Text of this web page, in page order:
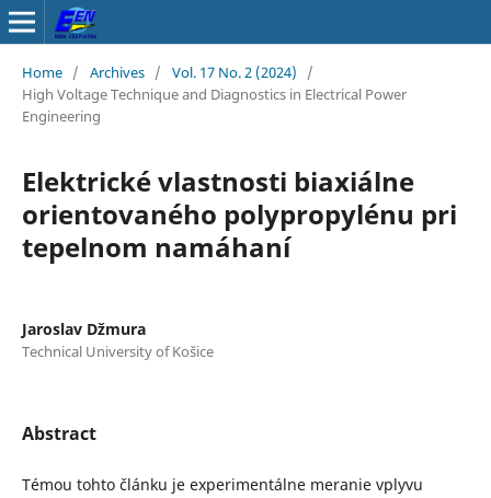
Home / Archives / Vol. 17 No. 2 (2024)
/
High Voltage Technique and Diagnostics in Electrical Power
Engineering
Elektrické vlastnosti biaxiálne
orientovaného polypropylénu pri
tepelnom namáhaní
Jaroslav Džmura
Technical University of Košice
Abstract
Témou tohto článku je experimentálne meranie vplyvu